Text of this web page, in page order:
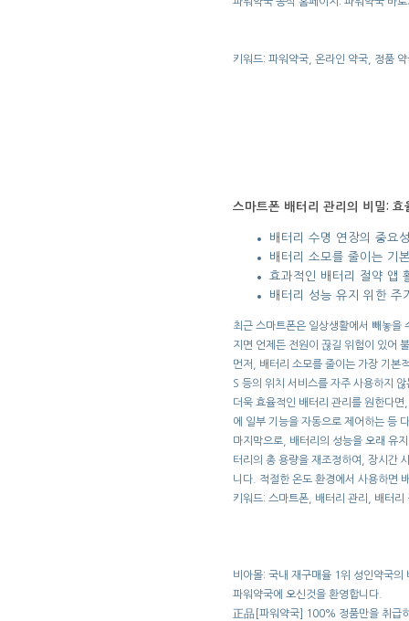
키워드: 파워약국, 온라인 약국, 정품
스마트폰 배터리 관리의 비밀:
배터리 수명 연장의 중요
배터리 소모를 줄이는 기
효과적인 배터리 절약 앱
배터리 성능 유지 위한 주
최근 스마트폰은 일상생활에서 빼놓을
지면 언제든 전원이 끊길 위험이 있어
먼저, 배터리 소모를 줄이는 가장 기본
S 등의 위치 서비스를 자주 사용하지
더욱 효율적인 배터리 관리를 원한다
에 일부 기능을 자동으로 제어하는 등
마지막으로, 배터리의 성능을 오래 유
터리의 총 용량을 재조정하여, 장시간
니다. 적절한 온도 환경에서 사용하면
키워드: 스마트폰, 배터리 관리, 배터
비아몰: 국내 재구매율 1위 성인약국의
파워약국에 오신것을 환영합니다.
正品[파워약국] 100% 정품만을 취급